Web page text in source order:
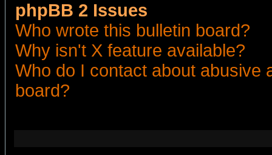
phpBB 2 Issues
Who wrote this bulletin board?
Why isn't X feature available?
Who do I contact about abusive
board?